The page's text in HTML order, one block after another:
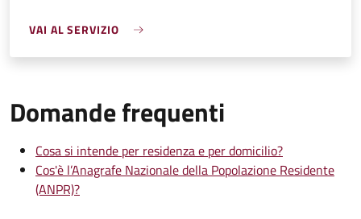
VAI AL SERVIZIO
Domande frequenti
Cosa si intende per residenza e per domicilio?
Cos'è l’Anagrafe Nazionale della Popolazione Residente
(ANPR)?